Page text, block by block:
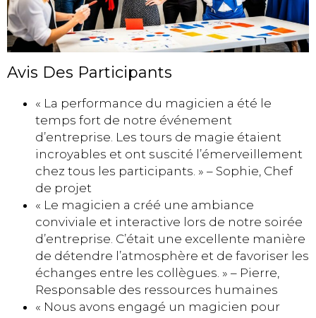
Avis Des Participants
« La performance du magicien a été le
temps fort de notre événement
d’entreprise. Les tours de magie étaient
incroyables et ont suscité l’émerveillement
chez tous les participants. » – Sophie, Chef
de projet
« Le magicien a créé une ambiance
conviviale et interactive lors de notre soirée
d’entreprise. C’était une excellente manière
de détendre l’atmosphère et de favoriser les
échanges entre les collègues. » – Pierre,
Responsable des ressources humaines
« Nous avons engagé un magicien pour